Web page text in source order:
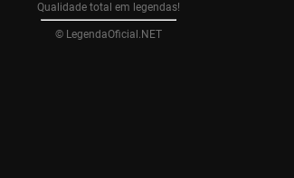
Qualidade total em legendas!
© LegendaOficial.NET